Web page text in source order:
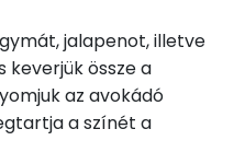
0 kcal
0 kcal
0 kcal
jalapenot, illetve
keverjük össze a
az avokádó
a színét a